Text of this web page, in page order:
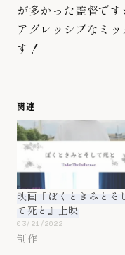
が多かった監督で
アグレッシブなミ
す！
関連
映画『ぼくときみとそ
て死と』上映
03/21/2022
制作